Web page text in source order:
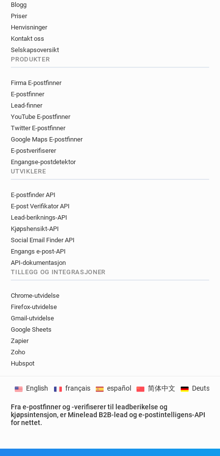
Blogg
Priser
Henvisninger
Kontakt oss
Selskapsoversikt
PRODUKTER
Firma E-postfinner
E-postfinner
Lead-finner
YouTube E-postfinner
Twitter E-postfinner
Google Maps E-postfinner
E-postverifiserer
Engangse-postdetektor
UTVIKLERE
E-postfinder API
E-post Verifikator API
Lead-beriknings-API
Kjøpshensikt-API
Social Email Finder API
Engangs e-post-API
API-dokumentasjon
TILLEGG OG INTEGRASJONER
Chrome-utvidelse
Firefox-utvidelse
Gmail-utvidelse
Google Sheets
Zapier
Zoho
Hubspot
Fra e-postfinner og -verifiserer til leadberikelse og
kjøpsintensjon, er Minelead B2B-lead og e-postintelligens-API
for nettet.
English français español 简体中文 Deutsch